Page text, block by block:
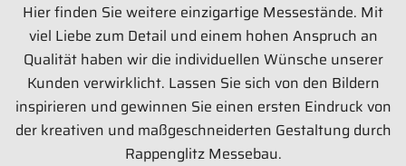
LUMBERG CONNECT GMBH Messestand
168 qm
Electronica 2018 | München
Bilder anzeigen
Hier finden Sie weitere einzigartige Messestände. Mit
viel Liebe zum Detail und einem hohen Anspruch an
Qualität haben wir die individuellen Wünsche unserer
Kunden verwirklicht. Lassen Sie sich von den Bildern
inspirieren und gewinnen Sie einen ersten Eindruck von
der kreativen und maßgeschneiderten Gestaltung durch
Rappenglitz Messebau.